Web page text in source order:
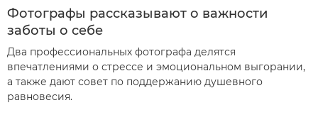
Фотографы рассказывают о важности
заботы о себе
Два профессиональных фотографа делятся
впечатлениями о стрессе и эмоциональном выгорании,
а также дают совет по поддержанию душевного
равновесия.